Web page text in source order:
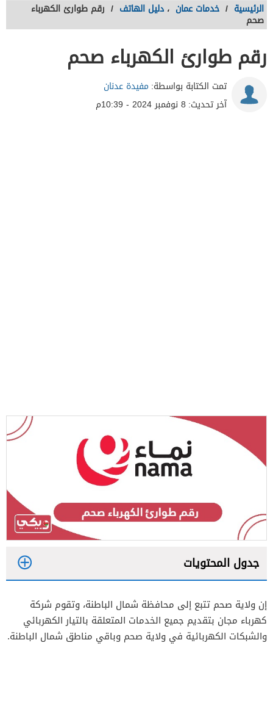
الرئيسية / خدمات عمان ، دليل الهاتف / رقم طوارئ الكهرباء
صحم
رقم طوارئ الكهرباء صحم
تمت الكتابة بواسطة: مفيدة عدنان
آخر تحديث: 8 نوفمبر 2024 - 10:39م
جدول المحتويات
2
إن ولاية صحم تتبع إلى محافظة شمال الباطنة، وتقوم شركة
كهرباء مجان بتقديم جميع الخدمات المتعلقة بالتيار الكهربائي
والشبكات الكهربائية في ولاية صحم وباقي مناطق شمال الباطنة.